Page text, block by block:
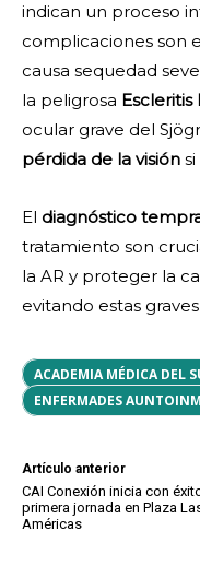
indican un proceso
complicaciones son
causa sequedad
la peligrosa Escleritis
ocular grave del
pérdida de la visión
El diagnóstico
tratamiento son
la AR y proteger la
evitando estas
ACADEMIA MÉDICA DEL
ENFERMADES
Artículo anterior
CAI Conexión inicia con
primera jornada en Plaza
Américas